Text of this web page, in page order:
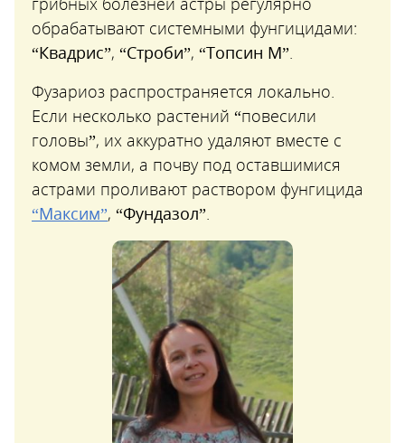
обрабатывают системными фунгицидами:
“Квадрис”, “Строби”, “Топсин М”.
Фузариоз распространяется локально.
Если несколько растений “повесили
головы”, их аккуратно удаляют вместе с
комом земли, а почву под оставшимися
астрами проливают раствором фунгицида
“Максим”, “Фундазол”.